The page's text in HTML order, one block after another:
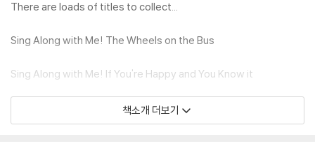
There are loads of titles to collect...
Sing Along with Me! The Wheels on the Bus
Sing Along with Me! If You're Happy and You Know it
Sing Along with Me! Old Macdonald Had a Farm
책소개 더보기